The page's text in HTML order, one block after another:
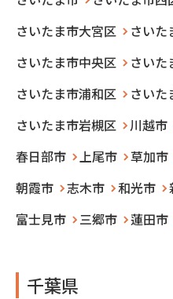
さいたま市大宮区
さいた
さいたま市中央区
さいた
さいたま市浦和区
さいた
さいたま市岩槻区
川越市
春日部市
上尾市 草加市
朝霞市
志木市 和光市
富士見市
三郷市 蓮田市
千葉県